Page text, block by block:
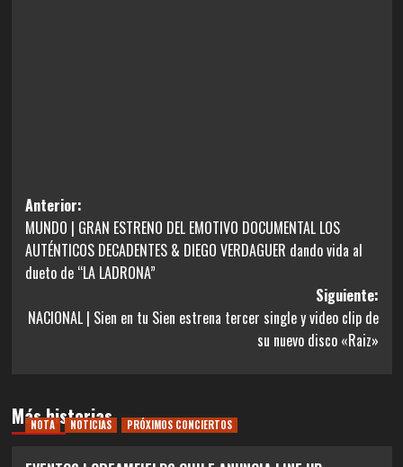
Navegación
de
entradas
Anterior:
MUNDO | GRAN ESTRENO DEL EMOTIVO DOCUMENTAL LOS
AUTÉNTICOS DECADENTES & DIEGO VERDAGUER dando vida al
dueto de “LA LADRONA”
Siguiente:
NACIONAL | Sien en tu Sien estrena tercer single y video clip de
su nuevo disco «Raiz»
Más historias
NOTA NOTICIAS PRÓXIMOS CONCIERTOS